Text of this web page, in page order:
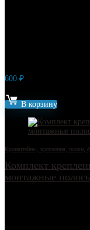
600 ₽
В корзину
Кронштейны, крепления, полки,
Комплект
монтажные